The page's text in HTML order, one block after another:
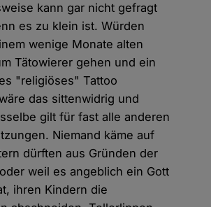
kann gar nicht gefragt
es zu klein ist. Würden
wenige Monate alten
Tätowierer gehen und ein
"religiöses" Tattoo
das sittenwidrig und
gilt für fast alle anderen
Niemand käme auf
dürften aus Gründen der
weil es angeblich ein Gott
ihren Kindern die